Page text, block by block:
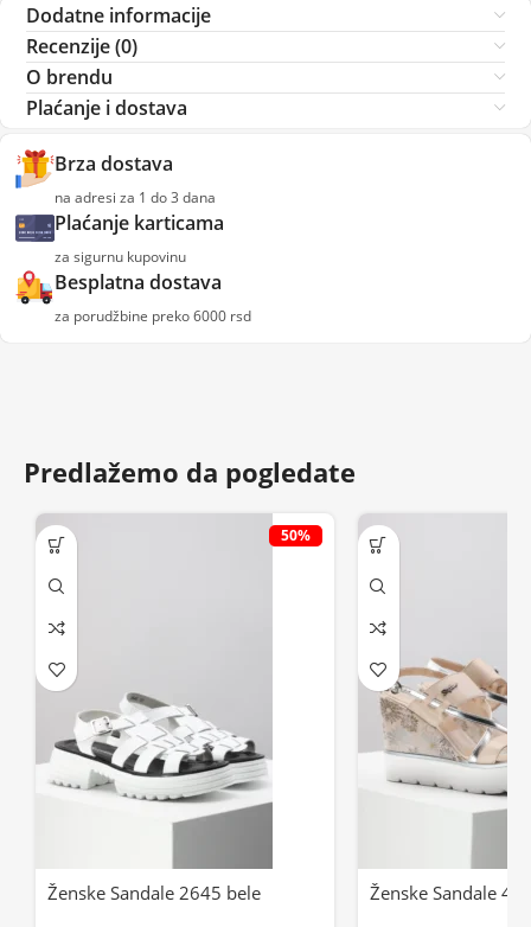
Dodatne informacije
Recenzije (0)
O brendu
Plaćanje i dostava
Brza dostava
na adresi za 1 do 3 dana
Plaćanje karticama
za sigurnu kupovinu
Besplatna dostava
za porudžbine preko 6000 rsd
Predlažemo da pogledate
50%
Ženske Sandale 2645 bele Ženske Sandale